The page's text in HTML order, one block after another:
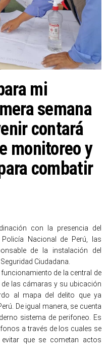
mi
semana
contará
monitoreo y
combatir
con la presencia del
Nacional de Perú, las
de la instalación del
Ciudadana.
de la central de
las cámaras y su ubicación
al mapa del delito que ya
De igual manera, se cuenta
sistema de perifoneo. Es
a través de los cuales se
que se cometan actos